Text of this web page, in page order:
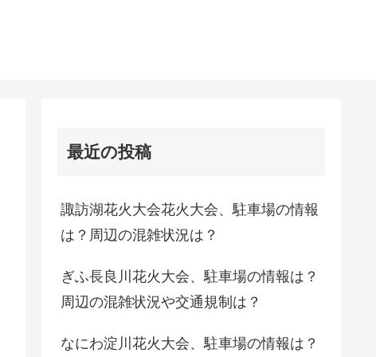
最近の投稿
諏訪湖花火大会花火大会、駐車場の情報
は？周辺の混雑状況は？
ぎふ長良川花火大会、駐車場の情報は？
周辺の混雑状況や交通規制は？
なにわ淀川花火大会、駐車場の情報は？